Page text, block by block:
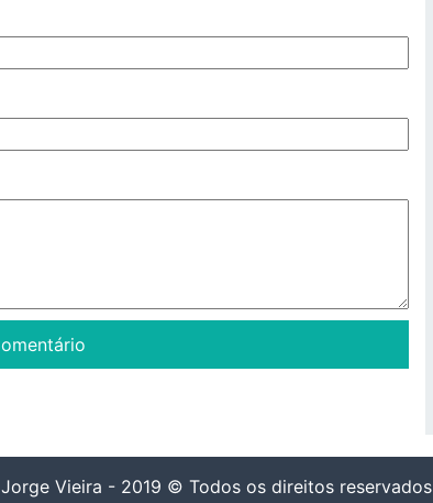
Jorge Vieira - 2019 © Todos os direitos reservados